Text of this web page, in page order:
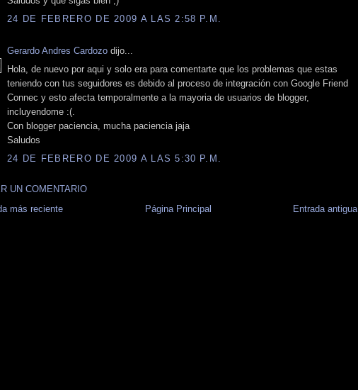
24 DE FEBRERO DE 2009 A LAS 2:58 P.M.
Gerardo Andres Cardozo dijo...
Hola, de nuevo por aqui y solo era para comentarte que los problemas que estas
teniendo con tus seguidores es debido al proceso de integración con Google Friend
Connec y esto afecta temporalmente a la mayoria de usuarios de blogger,
incluyendome :(.
Con blogger paciencia, mucha paciencia jaja
Saludos
24 DE FEBRERO DE 2009 A LAS 5:30 P.M.
UN COMENTARIO
más reciente
Entrada antigua
Página Principal